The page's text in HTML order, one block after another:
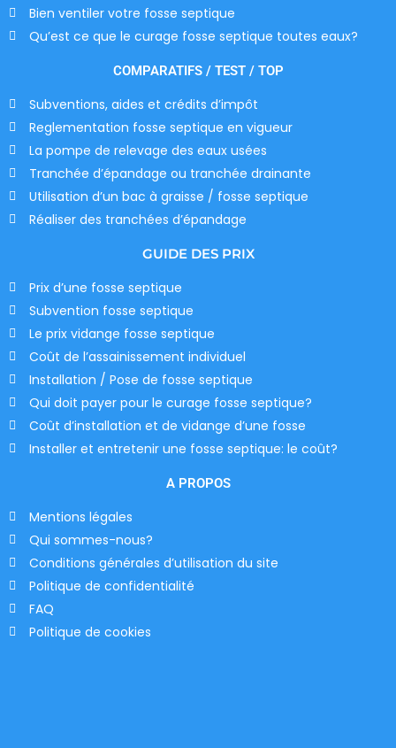
Bien ventiler votre fosse septique
Qu’est ce que le curage fosse septique toutes eaux?
COMPARATIFS / TEST / TOP
Subventions, aides et crédits d’impôt
Reglementation fosse septique en vigueur
La pompe de relevage des eaux usées
Tranchée d’épandage ou tranchée drainante
Utilisation d’un bac à graisse / fosse septique
Réaliser des tranchées d’épandage
GUIDE DES PRIX
Prix d’une fosse septique
Subvention fosse septique
Le prix vidange fosse septique
Coût de l’assainissement individuel
Installation / Pose de fosse septique
Qui doit payer pour le curage fosse septique?
Coût d’installation et de vidange d’une fosse
Installer et entretenir une fosse septique: le coût?
A PROPOS
Mentions légales
Qui sommes-nous?
Conditions générales d’utilisation du site
Politique de confidentialité
FAQ
Politique de cookies